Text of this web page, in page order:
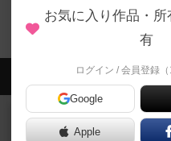
サークロ
会員
レビュー ナン
私は吃
お気に入り作品・
有
ログイン / 会員登録（
Google
Apple